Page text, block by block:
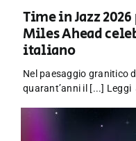
Time in Jazz
Miles Ahead
italiano
Nel paesaggio granitico
quarant’anni il [...] Leggi